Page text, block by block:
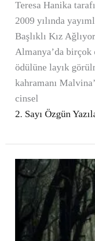
Teresa Hanika
2009 yılında
Başlıklı Kız
Almanya’da birçok
ödülüne layık
kahramanı
cinsel
2. Sayı Özgün